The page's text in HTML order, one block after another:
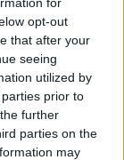
opt-out
that after your
seeing
utilized by
prior to
further
parties on the
may
w TVN na
w szoku
ale nie